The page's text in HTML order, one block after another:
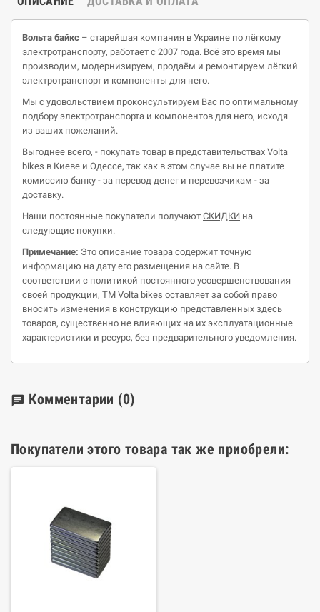
Вольта байкс – старейшая компания в Украине по лёгкому
электротранспорту, работает с 2007 года. Всё это время мы
производим, модернизируем, продаём и ремонтируем лёгкий
электротранспорт и компоненты для него.
Мы с удовольствием проконсультируем Вас по оптимальному
подбору электротранспорта и компонентов для него, исходя
из ваших пожеланий.
Выгоднее всего, - покупать товар в представительствах Volta
bikes в Киеве и Одессе, так как в этом случае вы не платите
комиссию банку - за перевод денег и перевозчикам - за
доставку.
Наши постоянные покупатели получают СКИДКИ на
следующие покупки.
Примечание: Это описание товара содержит точную
информацию на дату его размещения на сайте. В
соответствии с политикой постоянного усовершенствования
своей продукции, ТМ Volta bikes оставляет за собой право
вносить изменения в конструкцию представленных здесь
товаров, существенно не влияющих на их эксплуатационные
характеристики и ресурс, без предварительного уведомления.
chat Комментарии (0)
Покупатели этого товара так же приобрели: